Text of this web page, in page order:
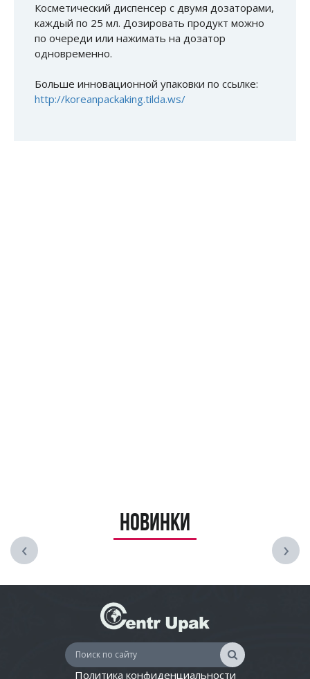
Косметический диспенсер с двумя дозаторами,
каждый по 25 мл. Дозировать продукт можно
по очереди или нажимать на дозатор
одновременно.
Больше инновационной упаковки по ссылке:
http://koreanpackaking.tilda.ws/
Новинки
‹ ›
Политика конфиденциальности